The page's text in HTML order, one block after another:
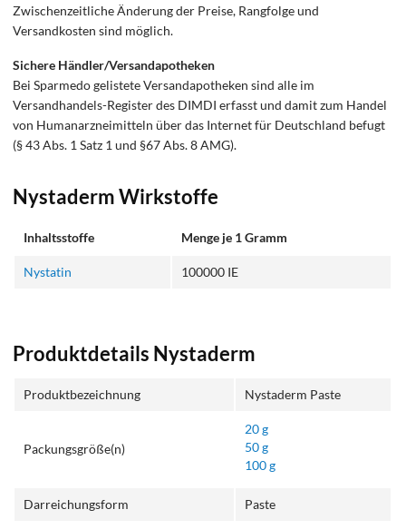
Zwischenzeitliche Änderung der Preise, Rangfolge und
Versandkosten sind möglich.
Sichere Händler/Versandapotheken
Bei Sparmedo gelistete Versandapotheken sind alle im
Versandhandels-Register des DIMDI erfasst und damit zum Handel
von Humanarzneimitteln über das Internet für Deutschland befugt
(§ 43 Abs. 1 Satz 1 und §67 Abs. 8 AMG).
Nystaderm Wirkstoffe
Inhaltsstoffe Menge je 1 Gramm
Nystatin 100000 IE
Produktdetails Nystaderm
Produktbezeichnung Nystaderm Paste
Packungsgröße(n)
20 g
50 g
100 g
Darreichungsform Paste